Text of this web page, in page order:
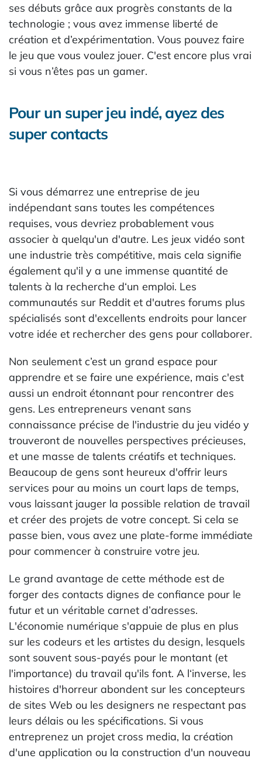
ses débuts grâce aux progrès constants de la
technologie ; vous avez immense liberté de
création et d’expérimentation. Vous pouvez faire
le jeu que vous voulez jouer. C'est encore plus vrai
si vous n’êtes pas un gamer.
Pour un super jeu indé, ayez des
super contacts
Si vous démarrez une entreprise de jeu
indépendant sans toutes les compétences
requises, vous devriez probablement vous
associer à quelqu'un d'autre. Les jeux vidéo sont
une industrie très compétitive, mais cela signifie
également qu'il y a une immense quantité de
talents à la recherche d‘un emploi. Les
communautés sur Reddit et d'autres forums plus
spécialisés sont d'excellents endroits pour lancer
votre idée et rechercher des gens pour collaborer.
Non seulement c’est un grand espace pour
apprendre et se faire une expérience, mais c'est
aussi un endroit étonnant pour rencontrer des
gens. Les entrepreneurs venant sans
connaissance précise de l'industrie du jeu vidéo y
trouveront de nouvelles perspectives précieuses,
et une masse de talents créatifs et techniques.
Beaucoup de gens sont heureux d'offrir leurs
services pour au moins un court laps de temps,
vous laissant jauger la possible relation de travail
et créer des projets de votre concept. Si cela se
passe bien, vous avez une plate-forme immédiate
pour commencer à construire votre jeu.
Le grand avantage de cette méthode est de
forger des contacts dignes de confiance pour le
futur et un véritable carnet d’adresses.
L'économie numérique s'appuie de plus en plus
sur les codeurs et les artistes du design, lesquels
sont souvent sous-payés pour le montant (et
l'importance) du travail qu'ils font. A l‘inverse, les
histoires d'horreur abondent sur les concepteurs
de sites Web ou les designers ne respectant pas
leurs délais ou les spécifications. Si vous
entreprenez un projet cross media, la création
d'une application ou la construction d'un nouveau